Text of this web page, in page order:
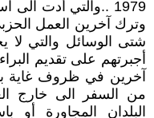
1979 ..والتي أدت
وترك آخرين العمل
شتى الوسائل والتي لا
أجبرتهم على تقديم
آخرين في ظروف غاية
من السفر الى خارج
البلدان المجاورة